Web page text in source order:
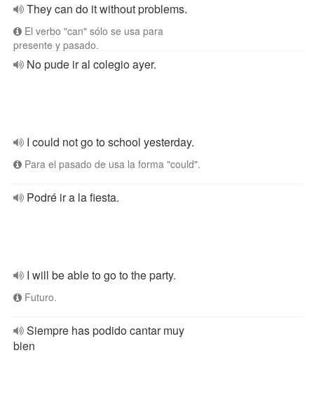
They can do it without problems.
El verbo "can" sólo se usa para
presente y pasado.
No pude ir al colegio ayer.
I could not go to school yesterday.
Para el pasado de usa la forma "could".
Podré ir a la fiesta.
I will be able to go to the party.
Futuro.
Siempre has podido cantar muy
bien